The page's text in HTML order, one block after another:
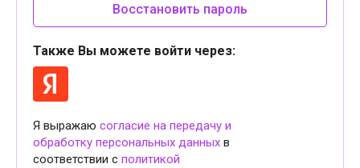
Восстановить пароль
Также Вы можете войти через:
Я выражаю согласие на передачу и
обработку персональных данных в
соответствии с политикой